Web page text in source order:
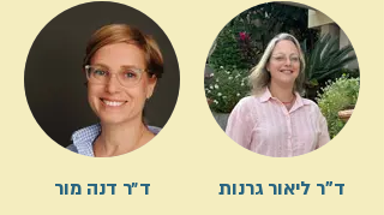
ד"ר ליאור גרנות ד״ר דנה מור